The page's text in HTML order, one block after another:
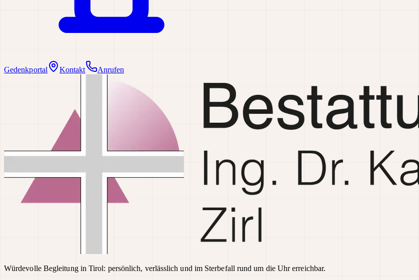
Gedenkportal Kontakt Anrufen
Würdevolle Begleitung in Tirol: persönlich, verlässlich und im Sterbefall rund um die Uhr erreichbar.